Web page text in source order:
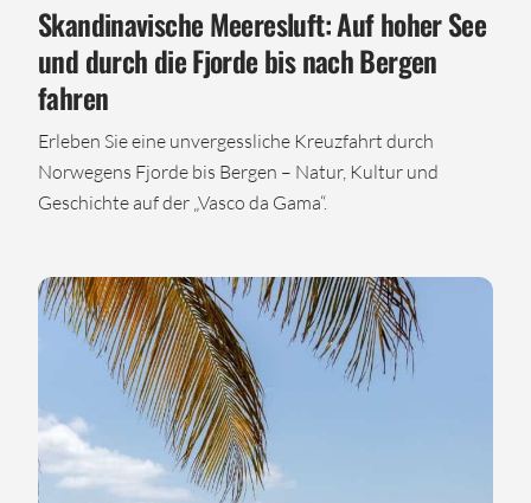
Skandinavische Meeresluft: Auf hoher See
und durch die Fjorde bis nach Bergen
fahren
Erleben Sie eine unvergessliche Kreuzfahrt durch
Norwegens Fjorde bis Bergen – Natur, Kultur und
Geschichte auf der „Vasco da Gama“.